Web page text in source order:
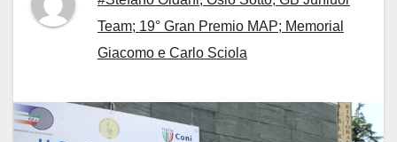
Team; 19° Gran Premio MAP; Memorial
Giacomo e Carlo Sciola